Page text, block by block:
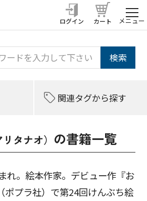
ログイン カート メニュー
関連タグから探す
タナオ） の書籍一覧
れ。絵本作家。デビュー作『お
ポプラ社）で第24回けんぶち絵